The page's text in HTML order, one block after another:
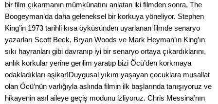
bir film çıkarmanın mümkünatını anlatan iki filmden sonra, The
Boogeyman’da daha geleneksel bir korkuya yöneliyor. Stephen
King’in 1973 tarihli kısa öyküsünden uyarlanan filmde senaryo
yazarları Scott Beck, Bryan Woods ve Mark Heyman’ın King’ın
sıkı hayranları gibi davranıp iyi bir senaryo ortaya çıkardıklarını,
anlık korkular yerine gerilim yaratıp bizi Öcü’den korkmaya
odakladıkları aşikar!Duygusal yıkım yaşayan çocuklara musallat
olan Öcü’nün varlığıyla aslında filmin ilk başlarında tanışıyoruz ve
hikayenin asıl aileye geçiş modunu izliyoruz. Chris Messina’nın